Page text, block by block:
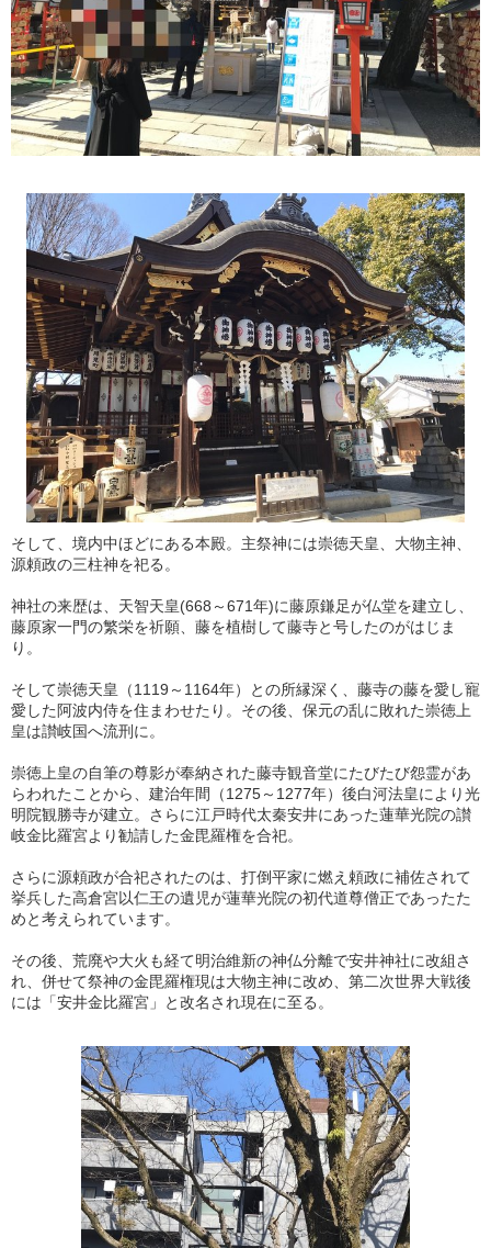
そして、境内中ほどにある本殿。主祭神には崇徳天皇、大物主神、
源頼政の三柱神を祀る。
神社の来歴は、天智天皇(668～671年)に藤原鎌足が仏堂を建立し、
藤原家一門の繁栄を祈願、藤を植樹して藤寺と号したのがはじま
り。
そして崇徳天皇（1119～1164年）との所縁深く、藤寺の藤を愛し寵
愛した阿波内侍を住まわせたり。その後、保元の乱に敗れた崇徳上
皇は讃岐国へ流刑に。
崇徳上皇の自筆の尊影が奉納された藤寺観音堂にたびたび怨霊があ
らわれたことから、建治年間（1275～1277年）後白河法皇により光
明院観勝寺が建立。さらに江戸時代太秦安井にあった蓮華光院の讃
岐金比羅宮より勧請した金毘羅権を合祀。
さらに源頼政が合祀されたのは、打倒平家に燃え頼政に補佐されて
挙兵した高倉宮以仁王の遺児が蓮華光院の初代道尊僧正であったた
めと考えられています。
その後、荒廃や大火も経て明治維新の神仏分離で安井神社に改組さ
れ、併せて祭神の金毘羅権現は大物主神に改め、第二次世界大戦後
には「安井金比羅宮」と改名され現在に至る。